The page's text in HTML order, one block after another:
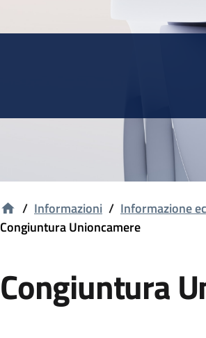
/ Informazioni / Informazione
Congiuntura Unioncamere
Congiuntura